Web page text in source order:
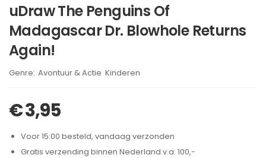
uDraw The Penguins Of
Madagascar Dr. Blowhole Returns
Again!
Brand:
Avontuur & Actie ,
Kinderen
€3,95
Voor 15:00 besteld, vandaag verzonden
Gratis verzending binnen Nederland v.a. 100,-